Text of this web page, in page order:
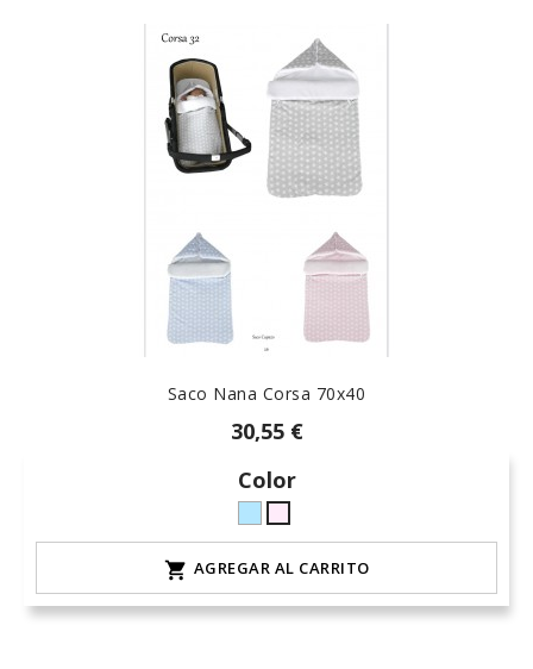
Saco Nana Corsa 70x40
30,55 €
Color
celeste-
hielo
rosa-
15
 AGREGAR AL CARRITO